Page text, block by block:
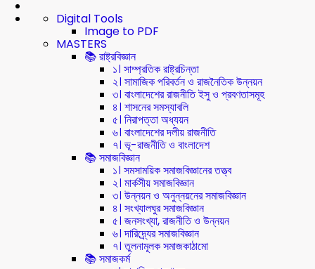
Digital Tools
Image to PDF
MASTERS
📚 রাষ্ট্রবিজ্ঞান
১। সাম্প্রতিক রাষ্ট্রচিন্তা
২। সামাজিক পরিবর্তন ও রাজনৈতিক উন্নয়ন
৩। বাংলাদেশের রাজনীতি ইসু ও প্রবণতাসমূহ
৪। শাসনের সমস্যাবলি
৫। নিরাপত্তা অধ্যয়ন
৬। বাংলাদেশের দলীয় রাজনীতি
৭। ভূ-রাজনীতি ও বাংলাদেশ
📚 সমাজবিজ্ঞান
১। সমসাময়িক সমাজবিজ্ঞানের তত্ত্ব
২। মার্কসীয় সমাজবিজ্ঞান
৩। উন্নয়ন ও অনুন্নয়নের সমাজবিজ্ঞান
৪। সংখ্যালঘুর সমাজবিজ্ঞান
৫। জনসংখ্যা, রাজনীতি ও উন্নয়ন
৬। দারিদ্র্যের সমাজবিজ্ঞান
৭। তুলনামূলক সমাজকাঠামো
📚 সমাজকর্ম